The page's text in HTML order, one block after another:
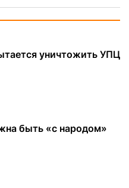
уничтожить УПЦ
быть «с народом»